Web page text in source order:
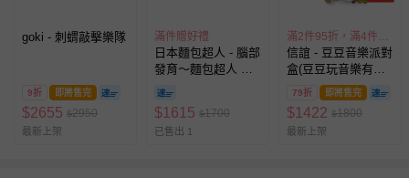
goki - 刺蝟敲擊樂隊
9折 即將售完
$2655 $2950
最新上架
滿件贈好禮
日本麵包超人 - 腦部
發育～麵包超人 音
樂鍵盤(1歲~)
$1615 $1700
已售出 1
滿2件95折，滿4件89折
信誼 - 豆豆音樂派對
盒(豆豆玩音樂有聲
書 + 豆豆鈴鼓、青
蛙刮板與雞蛋沙鈴三
款節奏樂器)
79折 即將售完
$1422 $1800
最新上架